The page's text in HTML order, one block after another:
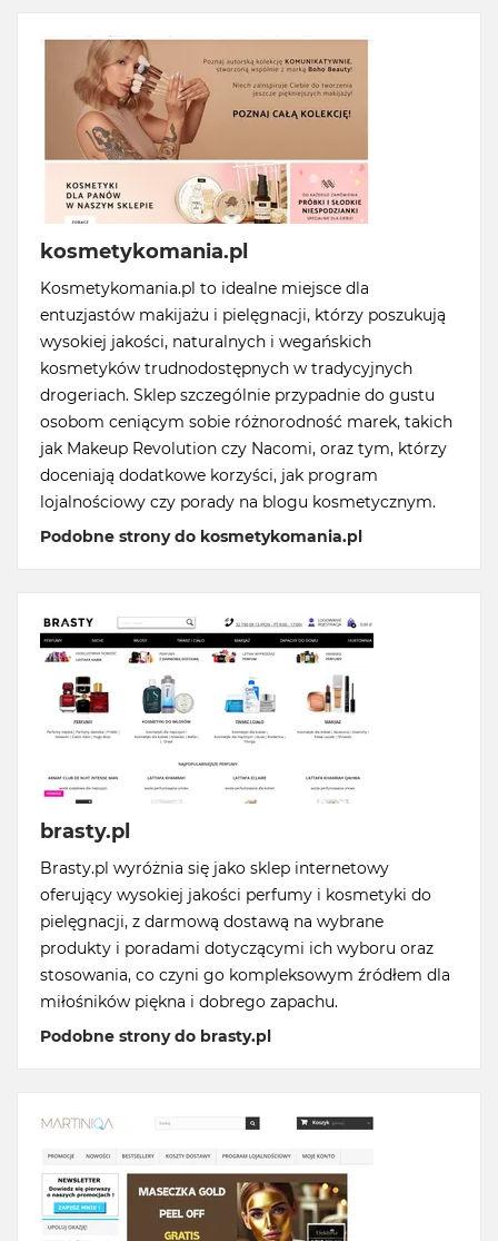
kosmetykomania.pl
Kosmetykomania.pl to idealne miejsce dla
entuzjastów makijażu i pielęgnacji, którzy poszukują
wysokiej jakości, naturalnych i wegańskich
kosmetyków trudnodostępnych w tradycyjnych
drogeriach. Sklep szczególnie przypadnie do gustu
osobom ceniącym sobie różnorodność marek, takich
jak Makeup Revolution czy Nacomi, oraz tym, którzy
doceniają dodatkowe korzyści, jak program
lojalnościowy czy porady na blogu kosmetycznym.
Podobne strony do kosmetykomania.pl
brasty.pl
Brasty.pl wyróżnia się jako sklep internetowy
oferujący wysokiej jakości perfumy i kosmetyki do
pielęgnacji, z darmową dostawą na wybrane
produkty i poradami dotyczącymi ich wyboru oraz
stosowania, co czyni go kompleksowym źródłem dla
miłośników piękna i dobrego zapachu.
Podobne strony do brasty.pl